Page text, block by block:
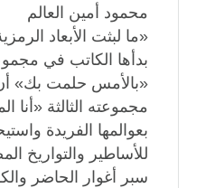
محمود أمين العالم
«ما لبثت الأبعاد
بدأها الكاتب في
«بالأمس حلمت بك»
مجموعته الثالثة «أنا
بعوالمها الفريدة
للأساطير والتواريخ
سبر أغوار الحاضر